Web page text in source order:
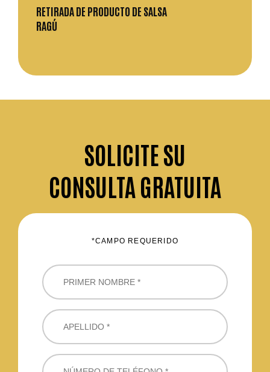
RETIRADA DE PRODUCTO DE SALSA
RAGÚ
SOLICITESU
CONSULTA GRATUITA
*CAMPO REQUERIDO